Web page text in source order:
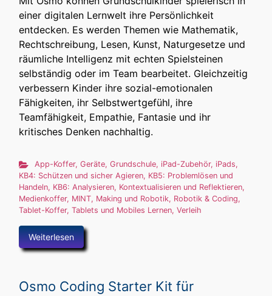
einer digitalen Lernwelt ihre Persönlichkeit
entdecken. Es werden Themen wie Mathematik,
Rechtschreibung, Lesen, Kunst, Naturgesetze und
räumliche Intelligenz mit echten Spielsteinen
selbständig oder im Team bearbeitet. Gleichzeitig
verbessern Kinder ihre sozial-emotionalen
Fähigkeiten, ihr Selbstwertgefühl, ihre
Teamfähigkeit, Empathie, Fantasie und ihr
kritisches Denken nachhaltig.
App-Koffer, Geräte, Grundschule, iPad-Zubehör, iPads,
KB4: Schützen und sicher Agieren, KB5: Problemlösen und
Handeln, KB6: Analysieren, Kontextualisieren und Reflektieren,
Medienkoffer, MINT, Making und Robotik, Robotik & Coding,
Tablet-Koffer, Tablets und Mobiles Lernen, Verleih
Weiterlesen
Osmo Coding Starter Kit für